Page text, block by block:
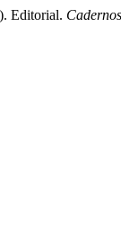
Editorial.